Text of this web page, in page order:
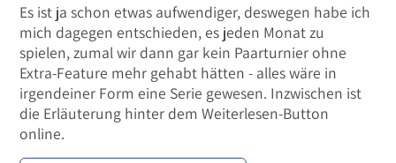
Es ist ja schon etwas aufwendiger, deswegen habe ich
mich dagegen entschieden, es jeden Monat zu
spielen, zumal wir dann gar kein Paarturnier ohne
Extra-Feature mehr gehabt hätten - alles wäre in
irgendeiner Form eine Serie gewesen. Inzwischen ist
die Erläuterung hinter dem Weiterlesen-Button
online.